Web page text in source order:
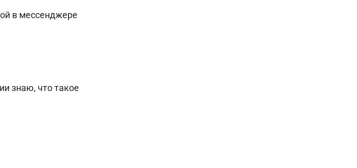
в мессенджере
знаю, что такое